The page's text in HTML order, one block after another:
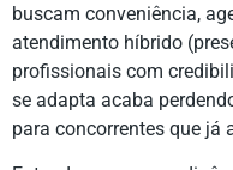
buscam conveniência,
atendimento híbrido
profissionais com
se adapta acaba
para concorrentes que já